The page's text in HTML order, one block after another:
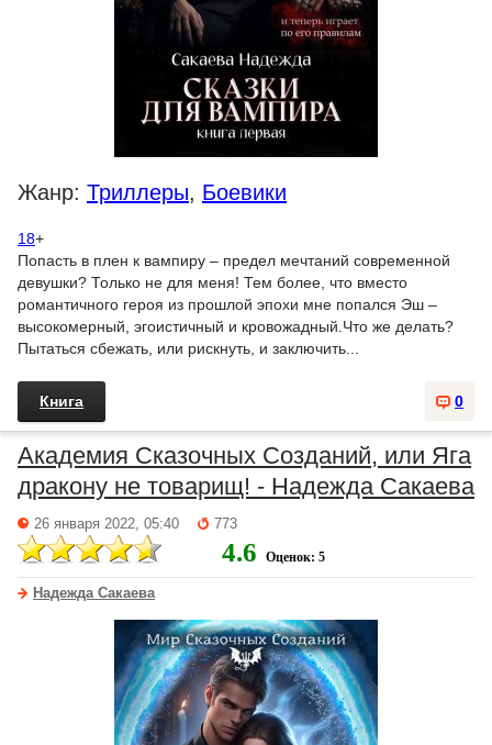
Жанр: Триллеры, Боевики
18+
Попасть в плен к вампиру – предел мечтаний современной
девушки? Только не для меня! Тем более, что вместо
романтичного героя из прошлой эпохи мне попался Эш –
высокомерный, эгоистичный и кровожадный.Что же делать?
Пытаться сбежать, или рискнуть, и заключить...
0
Книга
Академия Сказочных Созданий, или Яга
дракону не товарищ! - Надежда Сакаева
26 января 2022, 05:40 773
4.6 Оценок: 5
Надежда Сакаева